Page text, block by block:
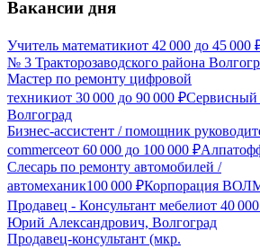
Вакансии дня
Учитель математикиот 42 000 до 45 000
№ 3 Тракторозаводского района
Мастер по ремонту цифровой
техникиот 30 000 до 90 000 ₽Сервисный
Волгоград
Бизнес-ассистент / помощник
commerceот 60 000 до 100 000 ₽
Слесарь по ремонту автомобилей /
автомеханик100 000 ₽Корпорация
Продавец - Консультант мебелиот 40 000
Юрий Александрович, Волгоград
Продавец-консультант (мкр.